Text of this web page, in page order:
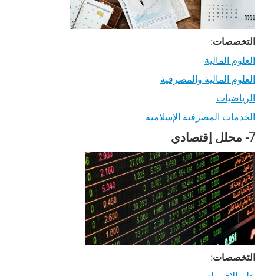
التخصصات:
العلوم المالية
العلوم المالية والمصرفية
الرياضيات
الخدمات المصرفية الإسلامية
7- محلل إقتصادي
التخصصات: